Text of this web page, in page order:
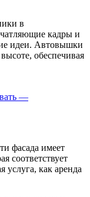
в
кадры и
идеи. Автовышки
обеспечивая
—
фасада имеет
соответствует
услуга, как аренда